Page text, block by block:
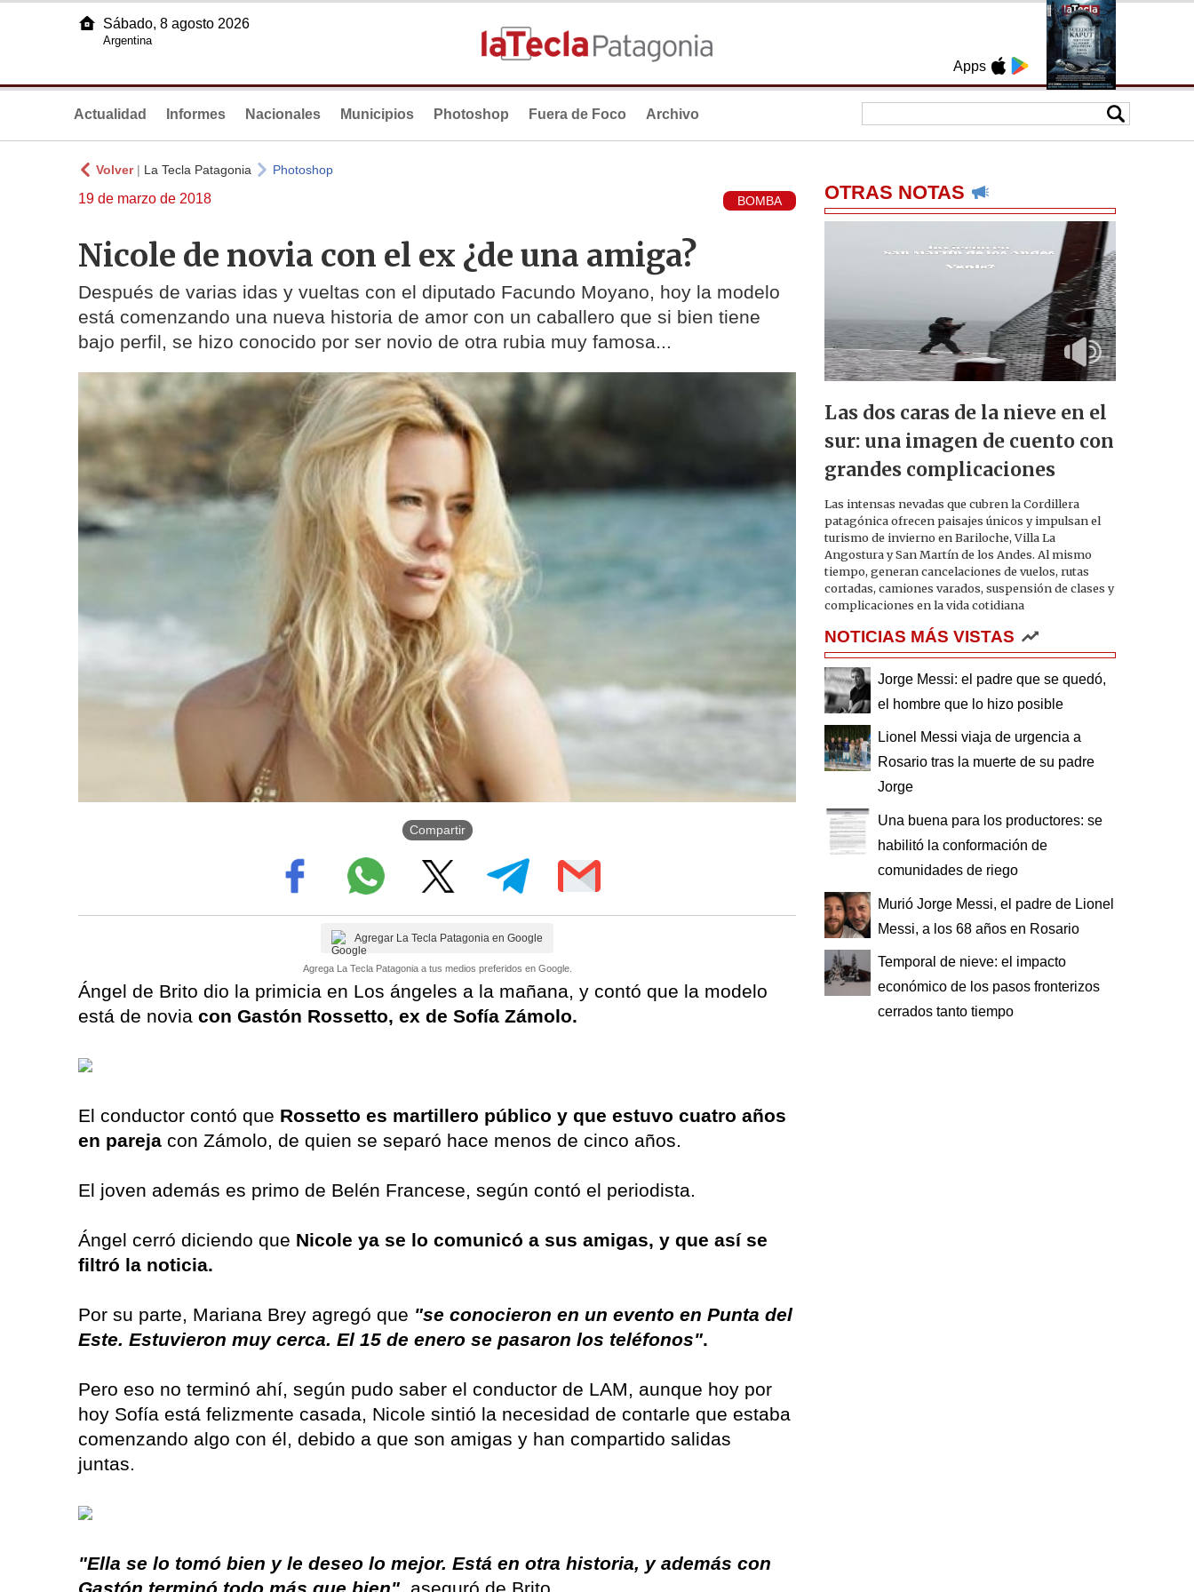
Apps
Sábado, 8 agosto 2026
Argentina
Actualidad Informes Nacionales Municipios Photoshop Fuera de Foco Archivo
Volver| La Tecla Patagonia Photoshop
19 de marzo de 2018 BOMBA
Nicole de novia con el ex ¿de una amiga?
Después de varias idas y vueltas con el diputado Facundo Moyano, hoy la modelo
está comenzando una nueva historia de amor con un caballero que si bien tiene
bajo perfil, se hizo conocido por ser novio de otra rubia muy famosa...
Compartir
Agregar La Tecla Patagonia en Google
Agrega La Tecla Patagonia a tus medios preferidos en Google.
Ángel de Brito dio la primicia en Los ángeles a la mañana, y contó que la modelo
está de novia con Gastón Rossetto, ex de Sofía Zámolo.
El conductor contó que Rossetto es martillero público y que estuvo cuatro años
en pareja con Zámolo, de quien se separó hace menos de cinco años.
El joven además es primo de Belén Francese, según contó el periodista.
Ángel cerró diciendo que Nicole ya se lo comunicó a sus amigas, y que así se
filtró la noticia.
Por su parte, Mariana Brey agregó que "se conocieron en un evento en Punta del
Este. Estuvieron muy cerca. El 15 de enero se pasaron los teléfonos".
Pero eso no terminó ahí, según pudo saber el conductor de LAM, aunque hoy por
hoy Sofía está felizmente casada, Nicole sintió la necesidad de contarle que estaba
comenzando algo con él, debido a que son amigas y han compartido salidas
juntas.
"Ella se lo tomó bien y le deseo lo mejor. Está en otra historia, y además con
Gastón terminó todo más que bien", aseguró de Brito.
OTRAS NOTAS
Las dos caras de la nieve en el
sur: una imagen de cuento con
grandes complicaciones
Las intensas nevadas que cubren la Cordillera
patagónica ofrecen paisajes únicos y impulsan el
turismo de invierno en Bariloche, Villa La
Angostura y San Martín de los Andes. Al mismo
tiempo, generan cancelaciones de vuelos, rutas
cortadas, camiones varados, suspensión de clases y
complicaciones en la vida cotidiana
NOTICIAS MÁS VISTAS
Jorge Messi: el padre que se quedó,
el hombre que lo hizo posible
Lionel Messi viaja de urgencia a
Rosario tras la muerte de su padre
Jorge
Una buena para los productores: se
habilitó la conformación de
comunidades de riego
Murió Jorge Messi, el padre de Lionel
Messi, a los 68 años en Rosario
Temporal de nieve: el impacto
económico de los pasos fronterizos
cerrados tanto tiempo